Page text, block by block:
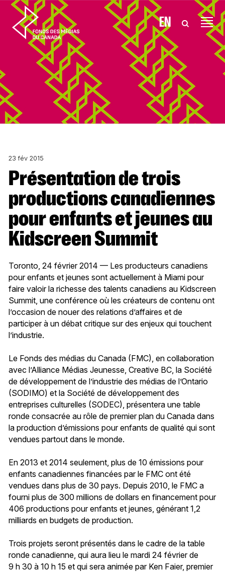
Aller au contenu EN
23 fév 2015
Présentation de trois
productions canadiennes
pour enfants et jeunes au
Kidscreen Summit
Toronto, 24 février 2014 — Les producteurs canadiens
pour enfants et jeunes sont actuellement à Miami pour
faire valoir la richesse des talents canadiens au Kidscreen
Summit, une conférence où les créateurs de contenu ont
l’occasion de nouer des relations d’affaires et de
participer à un débat critique sur des enjeux qui touchent
l’industrie.
Le Fonds des médias du Canada (FMC), en collaboration
avec l’Alliance Médias Jeunesse, Creative BC, la Société
de développement de l’industrie des médias de l’Ontario
(SODIMO) et la Société de développement des
entreprises culturelles (SODEC), présentera une table
ronde consacrée au rôle de premier plan du Canada dans
la production d’émissions pour enfants de qualité qui sont
vendues partout dans le monde.
En 2013 et 2014 seulement, plus de 10 émissions pour
enfants canadiennes financées par le FMC ont été
vendues dans plus de 30 pays. Depuis 2010, le FMC a
fourni plus de 300 millions de dollars en financement pour
406 productions pour enfants et jeunes, générant 1,2
milliards en budgets de production.
Trois projets seront présentés dans le cadre de la table
ronde canadienne, qui aura lieu le mardi 24 février de
9 h 30 à 10 h 15 et qui sera animée par Ken Faier, premier